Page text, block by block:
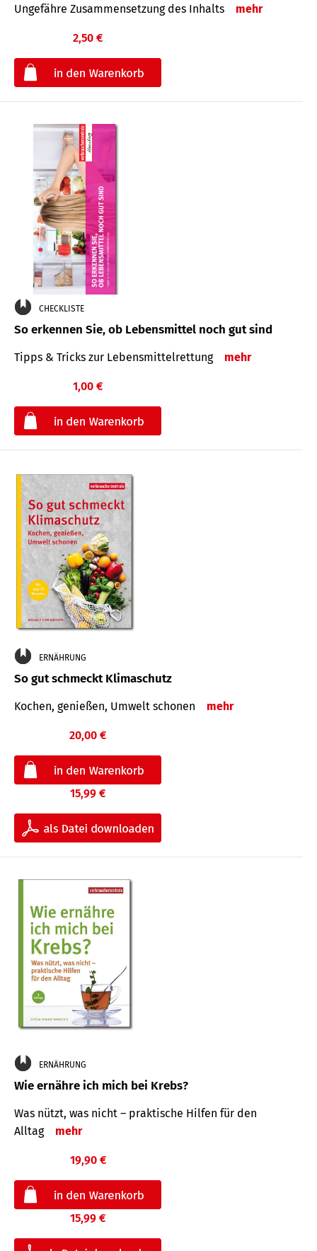
Ungefähre Zusammensetzung des Inhalts mehr
2,50 €
CHECKLISTE
So erkennen Sie, ob Lebensmittel noch gut sind
Tipps & Tricks zur Lebensmittelrettung mehr
1,00 €
ERNÄHRUNG
So gut schmeckt Klimaschutz
Kochen, genießen, Umwelt schonen mehr
20,00 €
15,99 €
ERNÄHRUNG
Wie ernähre ich mich bei Krebs?
Was nützt, was nicht – praktische Hilfen für den
Alltag
mehr
19,90 €
15,99 €